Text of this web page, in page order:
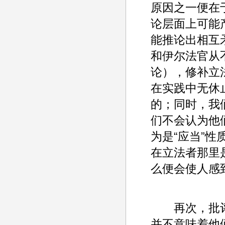
原因之一便在
论层面上可能
能推论出相互
和伊尔法官从
论），修补立
在实践中无休
的；同时，我
们不会认为他
为是“应当”性
在立法者那里
么便会使人感
再次，批评